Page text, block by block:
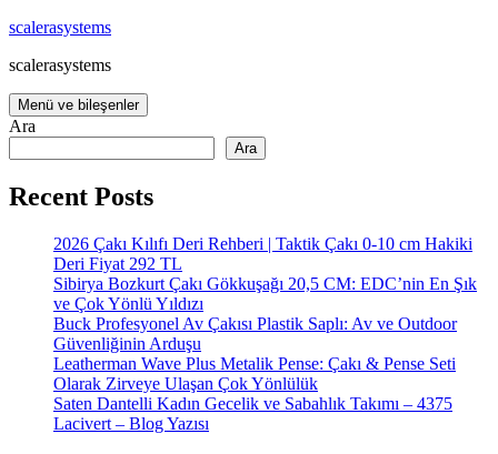
İçeriğe
scalerasystems
scalerasystems
Menü ve bileşenler
Ara
Ara
Recent Posts
2026 Çakı Kılıfı Deri Rehberi | Taktik Çakı 0-10 cm Hakiki
Deri Fiyat 292 TL
Sibirya Bozkurt Çakı Gökkuşağı 20,5 CM: EDC’nin En Şık
ve Çok Yönlü Yıldızı
Buck Profesyonel Av Çakısı Plastik Saplı: Av ve Outdoor
Güvenliğinin Arduşu
Leatherman Wave Plus Metalik Pense: Çakı & Pense Seti
Olarak Zirveye Ulaşan Çok Yönlülük
Saten Dantelli Kadın Gecelik ve Sabahlık Takımı – 4375
Lacivert – Blog Yazısı